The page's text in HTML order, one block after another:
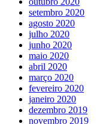
setembro 2020
agosto 2020
julho 2020
junho 2020
maio 2020
abril 2020
março 2020
fevereiro 2020
janeiro 2020
dezembro 2019
novembro 2019